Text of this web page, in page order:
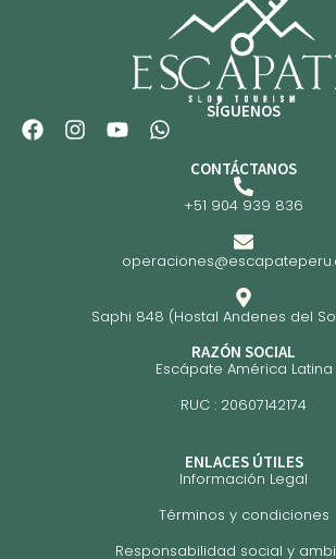
SÍGUENOS
CONTÁCTANOS
+51 904 939 836
Saphi 848 (Hostal Andenes del
RAZÓN SOCIAL
Escápate América Latina
RUC : 20607142174
ENLACES ÚTILES
Información Legal
Términos y condiciones
Responsabilidad social y